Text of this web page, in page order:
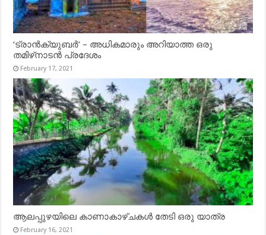
‘ട്രാൻക്യുബർ’ – അധികമാരും അറിയാത്ത ഒരു
തമിഴ്‌നാടൻ പ്രദേശം
February 17, 2021
ആലപ്പുഴയിലെ കാണാകാഴ്ചകൾ തേടി ഒരു യാത്ര
February 16, 2021